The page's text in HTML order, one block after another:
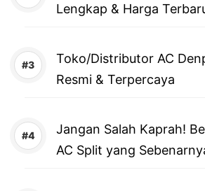
Lengkap & Harga
Toko/Distributor AC
Resmi & Terpercaya
Jangan Salah Kaprah!
AC Split yang